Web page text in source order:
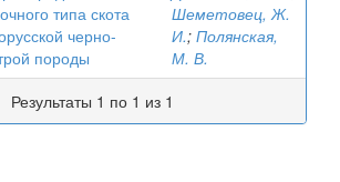
типа скота
черно-
породы
Шеметовец, Ж.
И.; Полянская,
М. В.
Результаты 1 по 1 из 1